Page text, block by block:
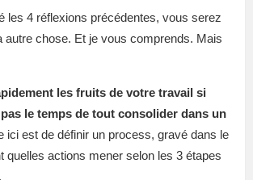
les 4 réflexions précédentes, vous serez
autre chose. Et je vous comprends. Mais
les fruits de votre travail si
le temps de tout consolider dans un
ici est de définir un process, gravé dans le
quelles actions mener selon les 3 étapes